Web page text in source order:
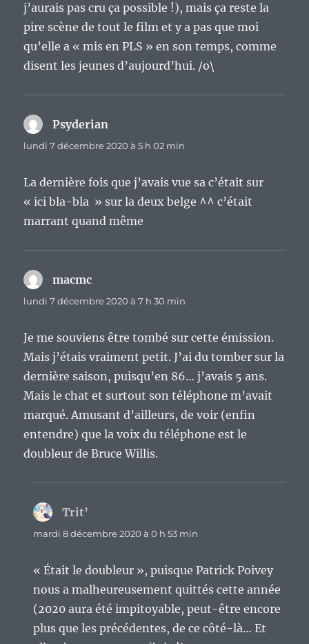
j’aurais pas cru ça possible !), mais ça reste la
pire scène de tout le film et y a pas que moi
qu’elle a « mis en PLS » en son temps, comme
disent les jeunes d’aujourd’hui. /o\
Psyderian
lundi 7 décembre 2020 à 5 h 02 min
La dernière fois que j’avais vue sa c’était sur
« ici bla-bla » sur la deux belge ^^ c’était
marrant quand même
macmc
lundi 7 décembre 2020 à 7 h 30 min
Je me souviens être tombé sur cette émission.
Mais j’étais vraiment petit. J’ai du tomber sur la
dernière saison, puisqu’en 86… j’avais 5 ans.
Mais le chat et surtout son téléphone m’avait
marqué. Amusant d’ailleurs, de voir (enfin
entendre) que la voix du téléphone est le
doubleur de Bruce Willis.
Trit’
mardi 8 décembre 2020 à 0 h 53 min
« Était le doubleur », puisque Patrick Poivey
nous a malheureusement quittés cette année
(2020 aura été impitoyable, peut-être encore
plus que les précédentes, de ce côté-là… Et